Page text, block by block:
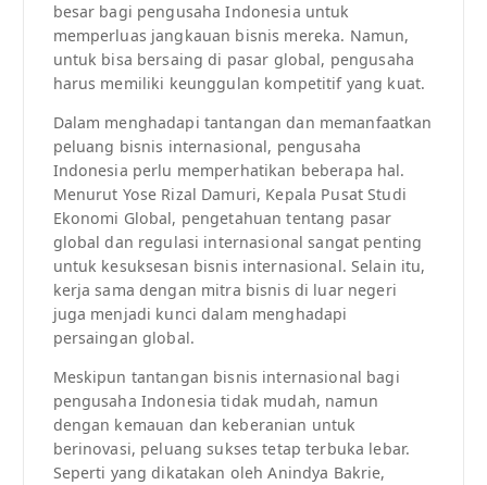
besar bagi pengusaha Indonesia untuk
memperluas jangkauan bisnis mereka. Namun,
untuk bisa bersaing di pasar global, pengusaha
harus memiliki keunggulan kompetitif yang kuat.
Dalam menghadapi tantangan dan memanfaatkan
peluang bisnis internasional, pengusaha
Indonesia perlu memperhatikan beberapa hal.
Menurut Yose Rizal Damuri, Kepala Pusat Studi
Ekonomi Global, pengetahuan tentang pasar
global dan regulasi internasional sangat penting
untuk kesuksesan bisnis internasional. Selain itu,
kerja sama dengan mitra bisnis di luar negeri
juga menjadi kunci dalam menghadapi
persaingan global.
Meskipun tantangan bisnis internasional bagi
pengusaha Indonesia tidak mudah, namun
dengan kemauan dan keberanian untuk
berinovasi, peluang sukses tetap terbuka lebar.
Seperti yang dikatakan oleh Anindya Bakrie,